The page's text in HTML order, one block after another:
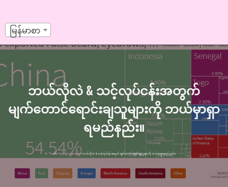
မြန်မာစာ
ဘယ်လိုလဲ & သင့်လုပ်ငန်းအတွက်
မျက်တောင်ရောင်းချသူများကို ဘယ်မှာရှာ
ရမည်နည်း။
အိမ်/လုပ်ငန်းကျွမ်းကျင်မှု/ ဘယ်လိုလဲ & သင့်လုပ်ငန်းအတွက် မျက်တောင်ရောင်းချသူများကို ဘယ်မှာရှာရမည်နည်း။